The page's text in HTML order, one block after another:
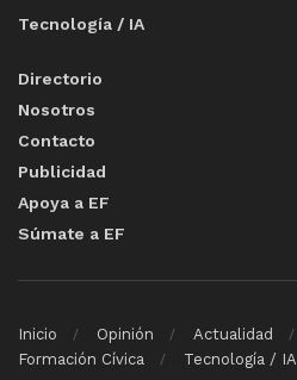
Tecnología / IA
Directorio
Nosotros
Contacto
Publicidad
Apoya a EF
Súmate a EF
Inicio Opinión Actualidad
Formación Cívica
Tecnología / IA